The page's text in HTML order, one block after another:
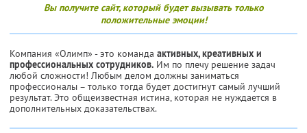
Вы получите сайт, который будет вызывать только
положительные эмоции!
Компания «Олимп» - это команда активных, креативных и
профессиональных сотрудников. Им по плечу решение задач
любой сложности! Любым делом должны заниматься
профессионалы – только тогда будет достигнут самый лучший
результат. Это общеизвестная истина, которая не нуждается в
дополнительных доказательствах.